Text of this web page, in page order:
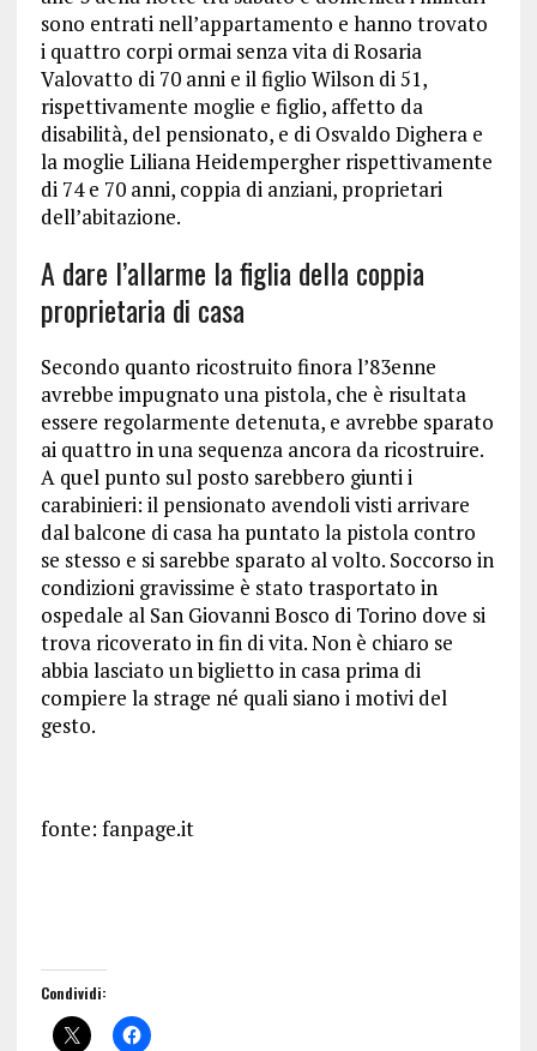
sono entrati nell’appartamento e hanno trovato
i quattro corpi ormai senza vita di Rosaria
Valovatto di 70 anni e il figlio Wilson di 51,
rispettivamente moglie e figlio, affetto da
disabilità, del pensionato, e di Osvaldo Dighera e
la moglie Liliana Heidempergher rispettivamente
di 74 e 70 anni, coppia di anziani, proprietari
dell’abitazione.
A dare l’allarme la figlia della coppia
proprietaria di casa
Secondo quanto ricostruito finora l’83enne
avrebbe impugnato una pistola, che è risultata
essere regolarmente detenuta, e avrebbe sparato
ai quattro in una sequenza ancora da ricostruire.
A quel punto sul posto sarebbero giunti i
carabinieri: il pensionato avendoli visti arrivare
dal balcone di casa ha puntato la pistola contro
se stesso e si sarebbe sparato al volto. Soccorso in
condizioni gravissime è stato trasportato in
ospedale al San Giovanni Bosco di Torino dove si
trova ricoverato in fin di vita. Non è chiaro se
abbia lasciato un biglietto in casa prima di
compiere la strage né quali siano i motivi del
gesto.
fonte: fanpage.it
Condividi: